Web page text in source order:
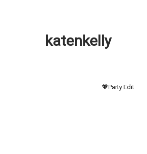
katenkelly
💖Party Edit